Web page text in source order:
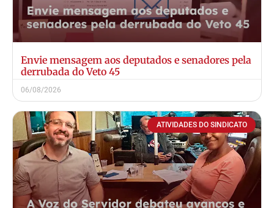
Envie mensagem aos deputados e senadores pela
derrubada do Veto 45
06/08/2026
ATIVIDADES DO SINDICATO